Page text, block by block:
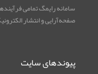
سامانه رایمگ تمامی
صفحه‌آرایی و انتشار
پیوندهای سایت